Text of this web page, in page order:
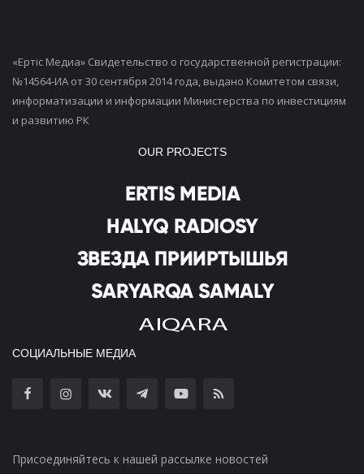
«Ертiс Медиа» Свидетельство о государственной регистрации:
№14564-ИА от 30 сентября 2014 года, выдано Комитетом связи,
информатизации и информации Министерства по инвестициям
и развитию РК
OUR PROJECTS
СОЦИАЛЬНЫЕ МЕДИА
Присоединяйтесь к нашей рассылке новостей